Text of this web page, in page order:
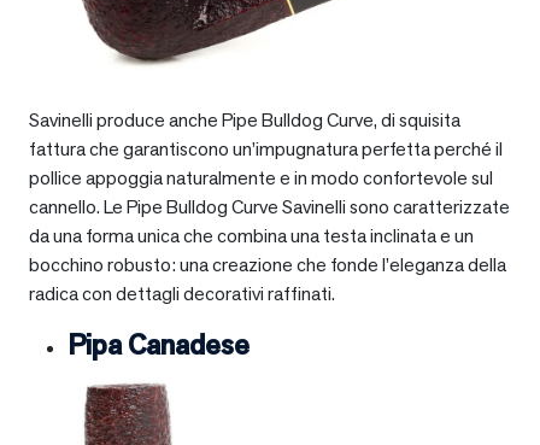
Savinelli produce anche Pipe Bulldog Curve, di squisita
fattura che garantiscono un’impugnatura perfetta perché il
pollice appoggia naturalmente e in modo confortevole sul
cannello. Le Pipe Bulldog Curve Savinelli sono caratterizzate
da una forma unica che combina una testa inclinata e un
bocchino robusto: una creazione che fonde l’eleganza della
radica con dettagli decorativi raffinati.
Pipa Canadese